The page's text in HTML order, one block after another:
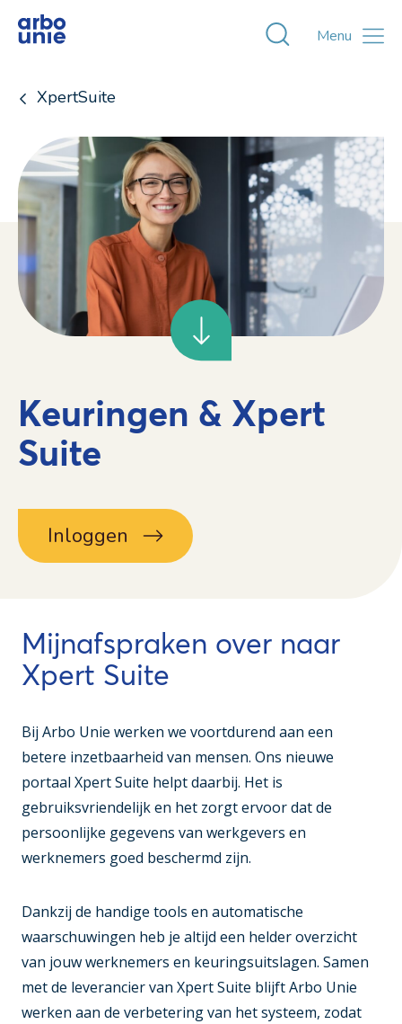
Toggle
Menu
XpertSuite
Keuringen & Xpert
Suite
Inloggen
Mijnafspraken over naar
Xpert Suite
Bij Arbo Unie werken we voortdurend aan een
betere inzetbaarheid van mensen. Ons nieuwe
portaal Xpert Suite helpt daarbij. Het is
gebruiksvriendelijk en het zorgt ervoor dat de
persoonlijke gegevens van werkgevers en
werknemers goed beschermd zijn.
Dankzij de handige tools en automatische
waarschuwingen heb je altijd een helder overzicht
van jouw werknemers en keuringsuitslagen. Samen
met de leverancier van Xpert Suite blijft Arbo Unie
werken aan de verbetering van het systeem, zodat